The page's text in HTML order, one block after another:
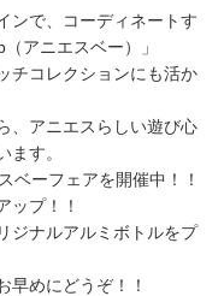
ンで、コーディネートす
アニエスベー）」
チコレクションにも活か
、アニエスらしい遊び心
ます。
ベーフェアを開催中！！
ップ！！
ジナルアルミボトルをプ
早めにどうぞ！！